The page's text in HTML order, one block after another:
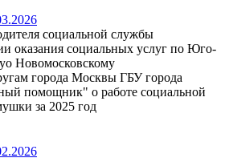
социальной службы
оказания социальных услуг по Юго-
Новомосковскому
города Москвы ГБУ города
помощник" о работе социальной
за 2025 год